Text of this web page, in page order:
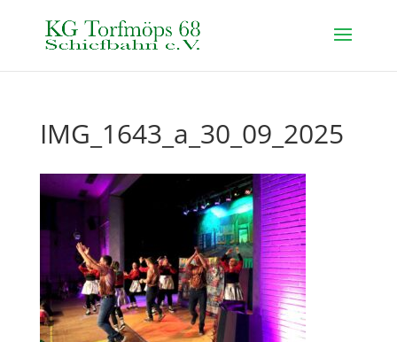
IMG_1643_a_30_09_2025